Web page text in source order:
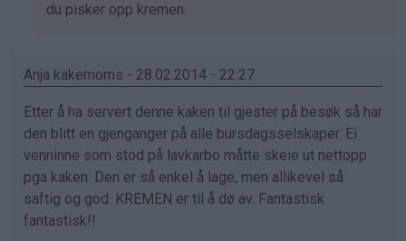
på
Mari
bekreftet)
du pisker opp kremen.
Anja kakemoms - 28.02.2014 - 22:27
Etter å ha servert denne kaken til gjester på besøk så har
den blitt en gjenganger på alle bursdagsselskaper. Ei
venninne som stod på lavkarbo måtte skeie ut nettopp
pga kaken. Den er så enkel å lage, men allikevel så
saftig og god. KREMEN er til å dø av. Fantastisk
fantastisk!!